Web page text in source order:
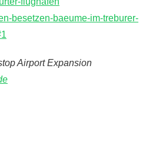
besetzen-baeume-im-treburer-
Airport Expansion